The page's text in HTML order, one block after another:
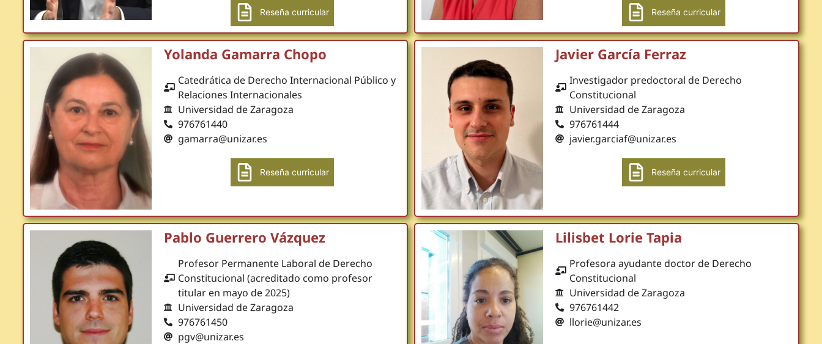
Reseña curricular Reseña curricular
Yolanda Gamarra Chopo
Catedrática de Derecho Internacional Público y
Relaciones Internacionales
Universidad de Zaragoza
976761440
gamarra@unizar.es
Reseña curricular
Javier García Ferraz
Investigador predoctoral de Derecho
Constitucional
Universidad de Zaragoza
976761444
javier.garciaf@unizar.es
Reseña curricular
Pablo Guerrero Vázquez
Profesor Permanente Laboral de Derecho
Constitucional (acreditado como profesor
titular en mayo de 2025)
Universidad de Zaragoza
976761450
pgv@unizar.es
Lilisbet Lorie Tapia
Profesora ayudante doctor de Derecho
Constitucional
Universidad de Zaragoza
976761442
llorie@unizar.es